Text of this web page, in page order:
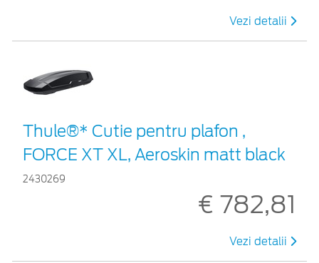
Vezi detalii
Thule®* Cutie pentru plafon ,
FORCE XT XL, Aeroskin matt black
2430269
€ 782,81
Vezi detalii